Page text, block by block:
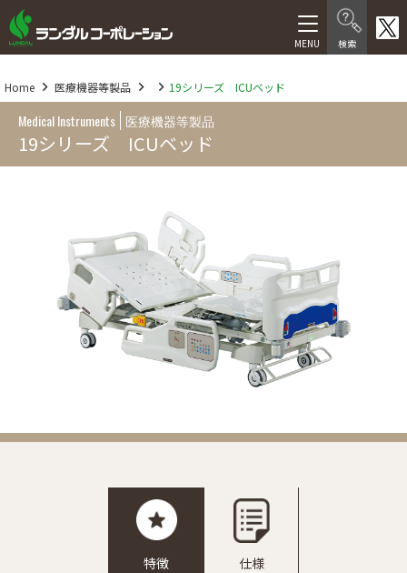
在宅介護向け製品
医療・福祉施設向け製品
サービス
福祉用具レンタル卸事業
介護サービス
人材サービス
リンク
お問い合わせ
カタログ・取説
Home 医療機器等製品 19シリーズ ICUベッド
Medical Instruments 医療機器等製品
19シリーズ ICUベッド
特徴 仕様